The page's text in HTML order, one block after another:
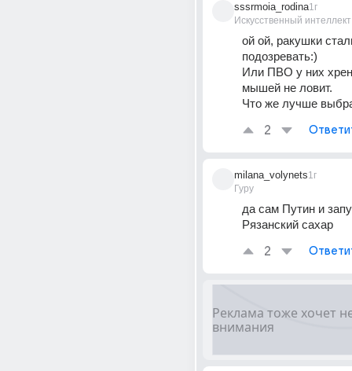
sssrmoia_rodina
Искусственный интеллект
1г
ой ой, ракушки
подозревать:)
Или ПВО у них
мышей не ловит.
Что же лучше
2
milana_volynets
Гуру
1г
да сам Путин и
Рязанский сахар
2